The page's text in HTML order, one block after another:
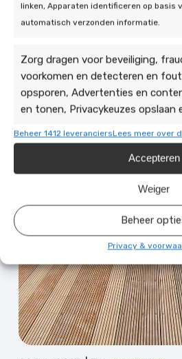
linken, Apparaten identificeren op basis
automatisch verzonden informatie.
Zorg dragen voor beveiliging,
voorkomen en detecteren en
opsporen, Advertenties en
en tonen, Privacykeuzes opslaan
Beheer 1412 leveranciersLees meer over
Accepteren
Weiger
Beheer
Privacy &